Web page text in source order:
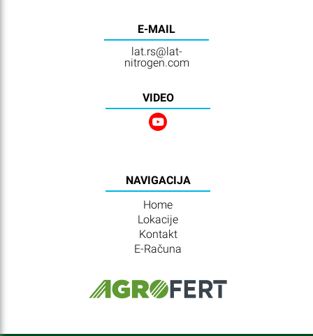
E-MAIL
lat.rs@lat-
nitrogen.com
VIDEO
NAVIGACIJA
Home
Lokacije
Kontakt
E-Računa